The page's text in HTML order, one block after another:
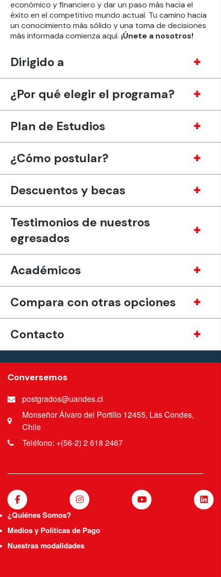
económico y financiero y dar un paso más hacia el
éxito en el competitivo mundo actual. Tu camino hacia
un conocimiento más sólido y una toma de decisiones
más informada comienza aquí. ¡Únete a nosotros!
Dirigido a
¿Por qué elegir el programa?
Plan de Estudios
¿Cómo postular?
Descuentos y becas
Testimonios de nuestros
egresados
Académicos
Compara con otras opciones
Contacto
Conversemos
postgrados@uandes.cl
Monseñor Álvaro del Portillo 12455, Las Condes,
Chile
Teléfono: +(56-2) 2 618 2467
¿Quiénes Somos?
Medios y Políticas de Pago
Nuestras modalidades